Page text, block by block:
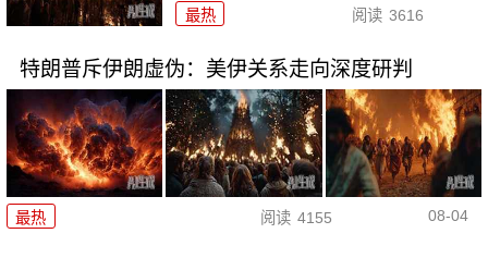
最热 阅读 3616
特朗普斥伊朗虚伪：美伊关系走向深度研判
最热 阅读 4155 08-04